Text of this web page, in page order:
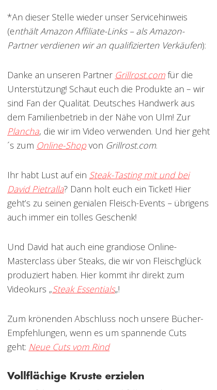
*An dieser Stelle wieder unser Servicehinweis
(enthält Amazon Affiliate-Links – als Amazon-
Partner verdienen wir an qualifizierten Verkäufen):
Danke an unseren Partner Grillrost.comfür die
Unterstützung! Schaut euch die Produkte an – wir
sind Fan der Qualität. Deutsches Handwerk aus
dem Familienbetrieb in der Nähe von Ulm! Zur
Plancha, die wir im Video verwenden. Und hier geht
´s zum Online-Shopvon Grillrost.com.
Ihr habt Lust auf ein Steak-Tasting mit und bei
David Pietralla? Dann holt euch ein Ticket! Hier
geht’s zu seinen genialen Fleisch-Events – übrigens
auch immer ein tolles Geschenk!
Und David hat auch eine grandiose Online-
Masterclass über Steaks, die wir von Fleischglück
produziert haben. Hier kommt ihr direkt zum
Videokurs „Steak Essentials„!
Zum krönenden Abschluss noch unsere Bücher-
Empfehlungen, wenn es um spannende Cuts
geht: Neue Cuts vom Rind
Vollflächige Kruste erzielen